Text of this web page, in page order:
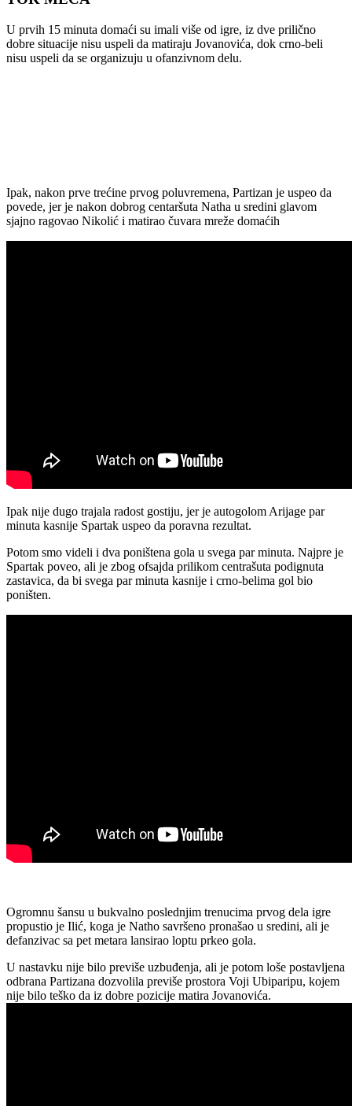
U prvih 15 minuta domaći su imali više od igre, iz dve prilično
dobre situacije nisu uspeli da matiraju Jovanovića, dok crno-beli
nisu uspeli da se organizuju u ofanzivnom delu.
Ipak, nakon prve trećine prvog poluvremena, Partizan je uspeo da
povede, jer je nakon dobrog centaršuta Natha u sredini glavom
sjajno ragovao Nikolić i matirao čuvara mreže domaćih
Ipak nije dugo trajala radost gostiju, jer je autogolom Arijage par
minuta kasnije Spartak uspeo da poravna rezultat.
Potom smo videli i dva poništena gola u svega par minuta. Najpre je
Spartak poveo, ali je zbog ofsajda prilikom centrašuta podignuta
zastavica, da bi svega par minuta kasnije i crno-belima gol bio
poništen.
Ogromnu šansu u bukvalno poslednjim trenucima prvog dela igre
propustio je Ilić, koga je Natho savršeno pronašao u sredini, ali je
defanzivac sa pet metara lansirao loptu prkeo gola.
U nastavku nije bilo previše uzbuđenja, ali je potom loše postavljena
odbrana Partizana dozvolila previše prostora Voji Ubiparipu, kojem
nije bilo teško da iz dobre pozicije matira Jovanovića.